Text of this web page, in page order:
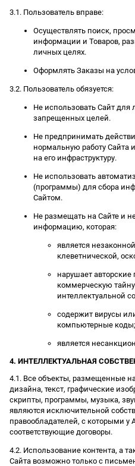
3.1. Пользователь вправе:
Осуществлять поиск,
информации и Товаров,
личных целях.
Оформлять Заказы на
3.2. Пользователь обязуется:
Не использовать Сайт
запрещенных целей.
Не предпринимать
нормальную работу Сайта
на его инфраструктуру.
Не использовать
(программы) для сбора
Сайтом.
Не размещать на Сайте и
информацию, которая:
является
клеветнической,
нарушает авторские
коммерческую
интеллектуальной
содержит вирусы
компьютерные коды;
является
4. ИНТЕЛЛЕКТУАЛЬНАЯ
4.1. Все объекты, размещенные
дизайна, текст, графические
скрипты, программы, музыка,
являются исключительной
правообладателей, с которыми
соответствующие договоры.
4.2. Использование контента, а
Сайта возможно только с